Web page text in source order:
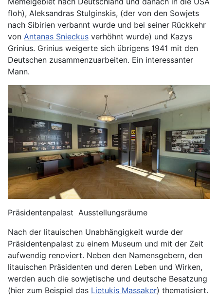
floh), Aleksandras Stulginskis, (der von den Sowjets
nach Sibirien verbannt wurde und bei seiner Rückkehr
von Antanas Snieckus verhöhnt wurde) und Kazys
Grinius. Grinius weigerte sich übrigens 1941 mit den
Deutschen zusammenzuarbeiten. Ein interessanter
Mann.
Präsidentenpalast Ausstellungsräume
Nach der litauischen Unabhängigkeit wurde der
Präsidentenpalast zu einem Museum und mit der Zeit
aufwendig renoviert. Neben den Namensgebern, den
litauischen Präsidenten und deren Leben und Wirken,
werden auch die sowjetische und deutsche Besatzung
(hier zum Beispiel das Lietukis Massaker) thematisiert.